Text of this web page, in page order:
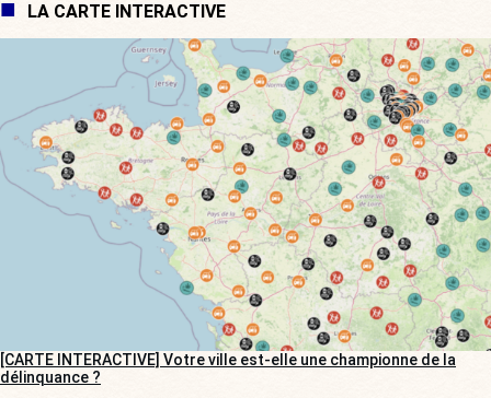
LA CARTE INTERACTIVE
[CARTE INTERACTIVE] Votre ville est-elle une championne de la
délinquance ?